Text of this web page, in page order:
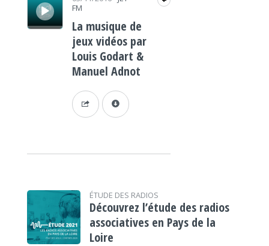
FM
La musique de
jeux vidéos par
Louis Godart &
Manuel Adnot
ÉTUDE DES RADIOS
Découvrez l’étude des radios
associatives en Pays de la
Loire